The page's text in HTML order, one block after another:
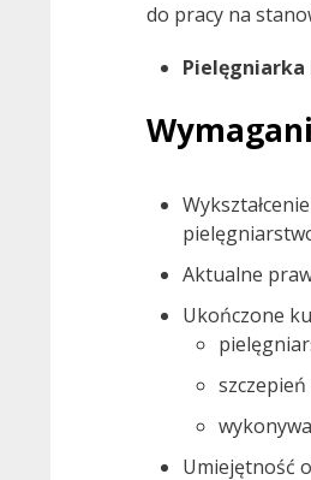
do pracy na
Pielęgniarka
Aktualne
Ukończone
Umiejętność